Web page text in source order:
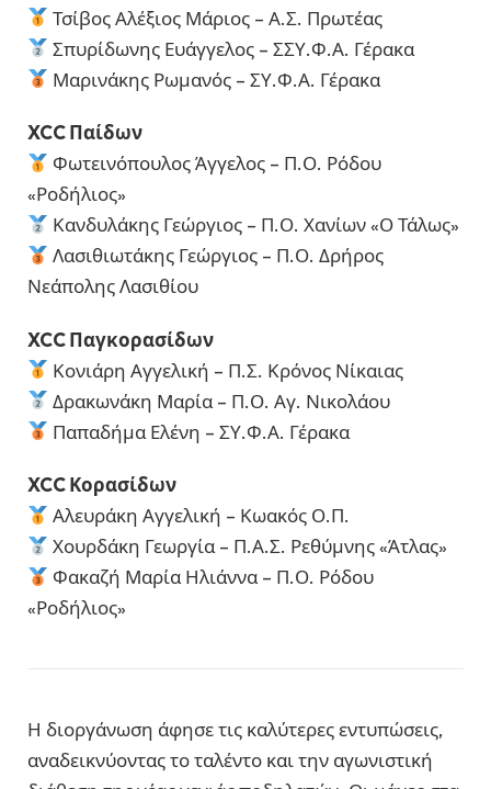
Τσίβος Αλέξιος Μάριος – Α.Σ. Πρωτέας
Σπυρίδωνης Ευάγγελος – ΣΣΥ.Φ.Α. Γέρακα
Μαρινάκης Ρωμανός – ΣΥ.Φ.Α. Γέρακα
XCC Παίδων
Φωτεινόπουλος Άγγελος – Π.Ο. Ρόδου
«Ροδήλιος»
Κανδυλάκης Γεώργιος – Π.Ο. Χανίων «Ο Τάλως»
Λασιθιωτάκης Γεώργιος – Π.Ο. Δρήρος
Νεάπολης Λασιθίου
XCC Παγκορασίδων
Κονιάρη Αγγελική – Π.Σ. Κρόνος Νίκαιας
Δρακωνάκη Μαρία – Π.Ο. Αγ. Νικολάου
Παπαδήμα Ελένη – ΣΥ.Φ.Α. Γέρακα
XCC Κορασίδων
Αλευράκη Αγγελική – Κωακός Ο.Π.
Χουρδάκη Γεωργία – Π.Α.Σ. Ρεθύμνης «Άτλας»
Φακαζή Μαρία Ηλιάννα – Π.Ο. Ρόδου
«Ροδήλιος»
Η διοργάνωση άφησε τις καλύτερες εντυπώσεις,
αναδεικνύοντας το ταλέντο και την αγωνιστική